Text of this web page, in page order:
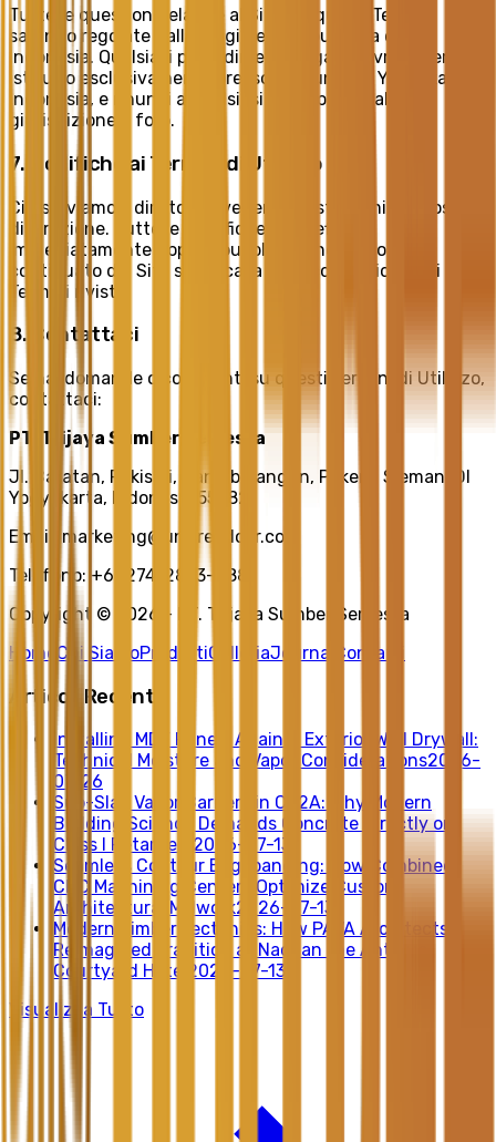
Tutte le questioni relative al Sito e a questi Termini
saranno regolate dalle leggi della Repubblica di
Indonesia. Qualsiasi procedimento legale dovrà essere
istituito esclusivamente presso i tribunali di Yogyakarta,
Indonesia, e rinunci a qualsiasi obiezione a tale
giurisdizione e foro.
7. Modifiche ai Termini di Utilizzo
Ci riserviamo il diritto di rivedere questi Termini a nostra
discrezione. Tutte le modifiche sono efficaci
immediatamente dopo la pubblicazione. Il tuo uso
continuato del Sito significa la tua accettazione dei
Termini rivisti.
8. Contattaci
Se hai domande o commenti su questi Termini di Utilizzo,
contattaci:
PT. Trijaya Sumber Semesta
Jl. Baratan, Pakisaji, Candibinangun, Pakem, Sleman, DI
Yogyakarta, Indonesia 55582
Email:
marketing@unitreedoor.com
Telefono: +62274-2873-888
Copyright © 2026 - PT. Trijaya Sumber Semesta
Home Chi SiamoProdottiGalleriaJournal Contatti
Articoli Recenti
Installing MDF Panels Against Exterior Wall Drywall:
Technical Moisture and Vapor Considerations2026-
07-26
Sub-Slab Vapor Barriers in CZ2A: Why Modern
Building Science Demands Concrete Directly on
Class I Retarders
2026-07-13
Seamless Contour Edgebanding: How Combined
CNC Machining Centers Optimize Custom
Architectural Millwork2026-07-13
Modern Timber Tectonics: How PAVA Architects
Reimagined Tradition at Nachan the Antique
Courtyard Hotel
2026-07-13
Visualizza Tutto